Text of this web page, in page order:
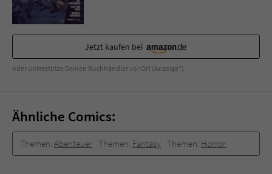
Jetzt kaufen bei
oder unterstütze Deinen Buchhändler vor Ort (Anzeige*)
Ähnliche Comics:
Themen: Abenteuer Themen: Fantasy Themen: Horror